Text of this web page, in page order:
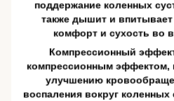
поддержание коленных
также дышит и впитывает
комфорт и сухость во
Компрессионный
компрессионным эффектом,
улучшению
воспаления вокруг коленных